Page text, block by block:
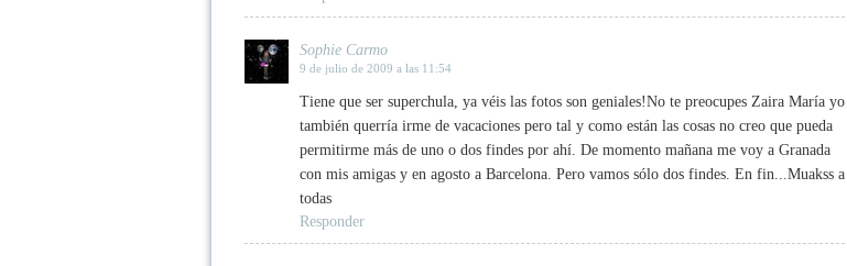
Sophie Carmo
9 de julio de 2009 a las 11:54
Tiene que ser superchula, ya véis las fotos son geniales!No te preocupes Zaira María yo
también querría irme de vacaciones pero tal y como están las cosas no creo que pueda
permitirme más de uno o dos findes por ahí. De momento mañana me voy a Granada
con mis amigas y en agosto a Barcelona. Pero vamos sólo dos findes. En fin...Muakss a
todas
Responder